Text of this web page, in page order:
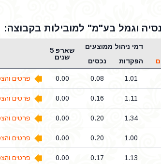
וגמל בע"מ" למובילות בקבוצה:
דמי ניהול ממוצעים
שארפ 5
שנים
הפקדות נכסים
1.01
0.08
0.00 פרטים
1.11
0.16
0.00 פרטים
1.34
0.20
0.00 פרטים
1.00
0.20
0.00 פרטים
1.13
0.17
0.00 פרטים